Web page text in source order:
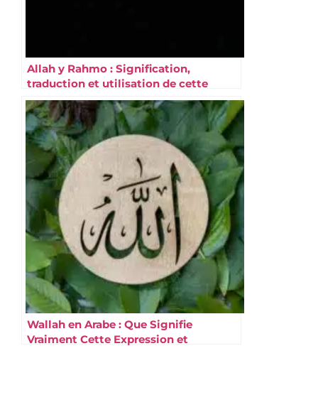
Allah y Rahmo : Signification,
traduction et utilisation de cette
invocation
Wallah en Arabe : Que Signifie
Vraiment Cette Expression et